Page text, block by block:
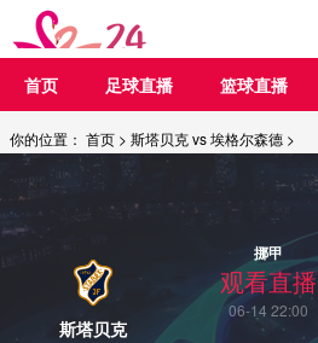
首页 足球直播 篮球直播
你的位置： 首页 > 斯塔贝克 vs 埃格尔森德 >
斯塔贝克
挪甲
观看直播
06-14 22:00